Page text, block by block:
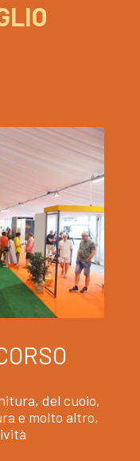
del cuoio,
e molto altro,